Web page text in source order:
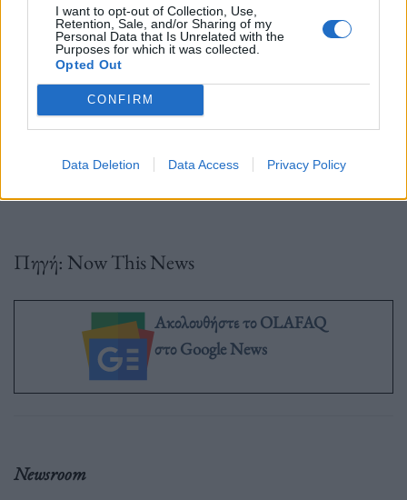
I want to opt-out of Collection, Use,
Retention, Sale, and/or Sharing of my
Personal Data that Is Unrelated with the
Purposes for which it was collected.
Opted Out
CONFIRM
Data Deletion Data Access Privacy Policy
Wada πρόσθεσε:«Μετά το σημερινό αποτέλεσμα,
υπάρχει ένα πράγμα για το οποίο είμαι πεπεισμένη…
Η ιαπωνική ομορφιά δεν υπάρχει στην εμφάνιση,
ούτε στο αίμα, αλλά υπάρχει σταθερά στην καρδιά
μας».
Πηγή: Now This News
Ακολουθήστε το OLAFAQ
στο Google News
Newsroom